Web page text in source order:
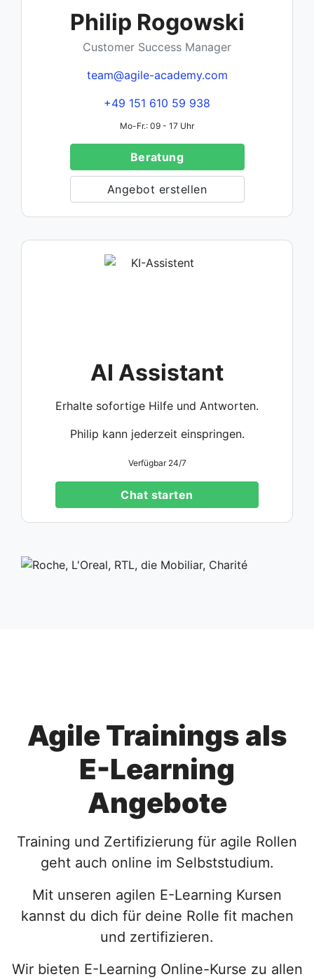
Philip Rogowski
Customer Success Manager
team@agile-academy.com
+49 151 610 59 938
Mo-Fr.: 09 - 17 Uhr
Beratung
Angebot erstellen
AI Assistant
Erhalte sofortige Hilfe und Antworten.
Philip kann jederzeit einspringen.
Verfügbar 24/7
Chat starten
Agile Trainings als
E-Learning
Angebote
Training und Zertifizierung für agile Rollen
geht auch online im Selbststudium.
Mit unseren agilen E-Learning Kursen
kannst du dich für deine Rolle fit machen
und zertifizieren.
Wir bieten E-Learning Online-Kurse zu allen